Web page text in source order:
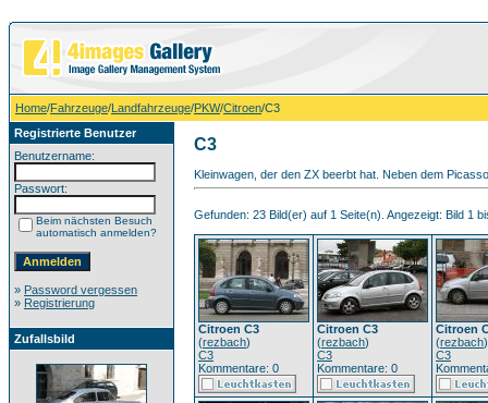
Home/Fahrzeuge/Landfahrzeuge/PKW/Citroen/C3
Registrierte Benutzer
Benutzername:
Passwort:
Beim nächsten Besuch
automatisch anmelden?
» Password vergessen
» Registrierung
Zufallsbild
C3
Kleinwagen, der den ZX beerbt hat. Neben dem
Gefunden: 23 Bild(er) auf 1 Seite(n). Angezeigt: Bild 1
Citroen C3
(rezbach)
C3
Kommentare: 0
Citroen C3
(rezbach)
C3
Kommentare: 0
Citroen
(rezbach)
C3